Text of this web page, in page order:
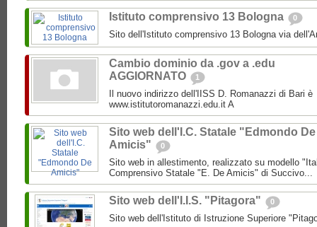
Istituto comprensivo 13 Bologna 0
Sito dell'Istituto comprensivo 13 Bologna via
Cambio dominio da .gov a .edu
AGGIORNATO
1
Il nuovo indirizzo dell'IISS D. Romanazzi di Bari è
www.istitutoromanazzi.edu.it A
Sito web dell'I.C. Statale "Edmondo De
Amicis"
0
Sito web in allestimento, realizzato su modello
Comprensivo Statale "E. De Amicis" di Succivo...
Sito web dell'I.I.S. "Pitagora" 0
Sito web dell'Istituto di Istruzione Superiore